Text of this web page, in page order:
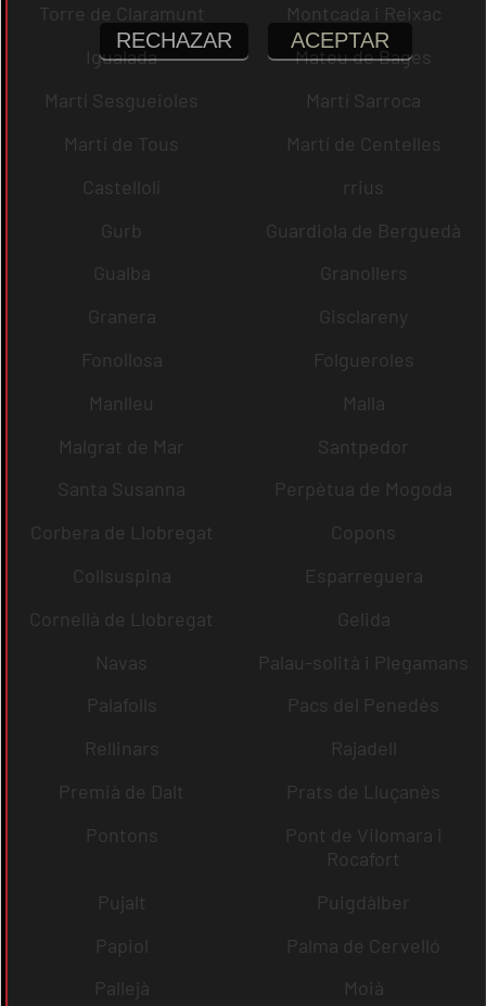
Torre de Claramunt
Montcada i Reixac
Igualada
Mateu de Bages
Martí Sesgueioles
Martí Sarroca
Martí de Tous
Martí de Centelles
Castellolí
rrius
Gurb
Guardiola de Berguedà
Gualba
Granollers
Granera
Gisclareny
Fonollosa
Folgueroles
Manlleu
Malla
Malgrat de Mar
Santpedor
Santa Susanna
Perpètua de Mogoda
Corbera de Llobregat
Copons
Collsuspina
Esparreguera
Cornellà de Llobregat
Gelida
Navas
Palau-solità i Plegamans
Palafolls
Pacs del Penedès
Rellinars
Rajadell
Premià de Dalt
Prats de Lluçanès
Pontons
Pont de Vilomara i
Rocafort
Pujalt
Puigdàlber
Papiol
Palma de Cervelló
Pallejà
Moià
RECHAZAR ACEPTAR